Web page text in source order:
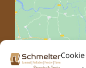
Cookie-
Klicke